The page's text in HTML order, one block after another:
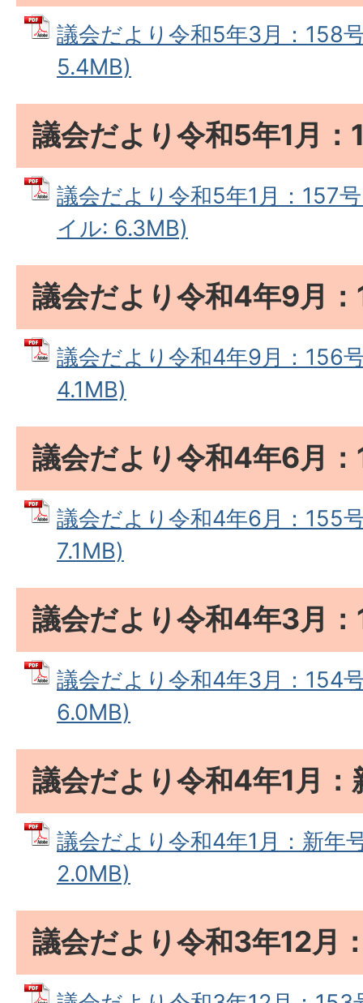
議会だより令和5年3月：158
5.4MB)
議会だより令和5年1月：
議会だより令和5年1月：157
イル: 6.3MB)
議会だより令和4年9月
議会だより令和4年9月：156
4.1MB)
議会だより令和4年6月
議会だより令和4年6月：155
7.1MB)
議会だより令和4年3月
議会だより令和4年3月：154
6.0MB)
議会だより令和4年1月：
議会だより令和4年1月：新年
2.0MB)
議会だより令和3年12月